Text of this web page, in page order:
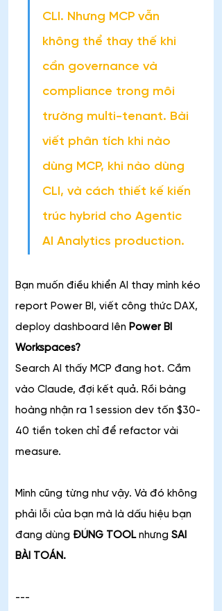
CLI. Nhưng MCP vẫn
không thể thay thế khi
cần governance và
compliance trong môi
trường multi-tenant. Bài
viết phân tích khi nào
dùng MCP, khi nào dùng
CLI, và cách thiết kế kiến
trúc hybrid cho Agentic
AI Analytics production.
Bạn muốn điều khiển AI thay mình kéo
report Power BI, viết công thức DAX,
deploy dashboard lên Power BI
Workspaces?
Search AI thấy MCP đang hot. Cắm
vào Claude, đợi kết quả. Rồi bàng
hoàng nhận ra 1 session dev tốn $30-
40 tiền token chỉ để refactor vài
measure.
Mình cũng từng như vậy. Và đó không
phải lỗi của bạn mà là dấu hiệu bạn
đang dùng ĐÚNG TOOL nhưng SAI
BÀI TOÁN.
---